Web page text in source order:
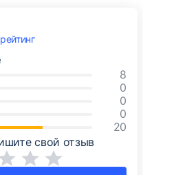
рейтинг
20
0
0
0
8
свой отзыв